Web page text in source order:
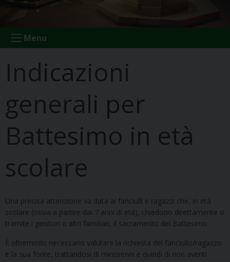
Menu
Indicazioni
generali per
Battesimo in età
scolare
Una precisa attenzione va data ai fanciulli e ragazzi che, in età
scolare (ossia a partire dai 7 anni di età), chiedono direttamente o
tramite i genitori o altri familiari, il sacramento del Battesimo.
È oltremodo necessario valutare la richiesta del fanciullo/ragazzo
e la sua fonte, trattandosi di minorenni e quindi di non aventi